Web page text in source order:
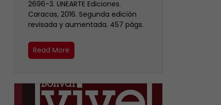
2696-3. UNEARTE Ediciones.
Caracas, 2016. Segunda edición
revisada y aumentada. 457 págs.
Read More